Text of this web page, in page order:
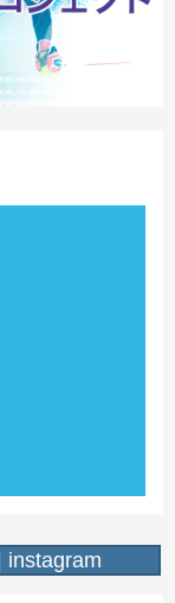
| instagram